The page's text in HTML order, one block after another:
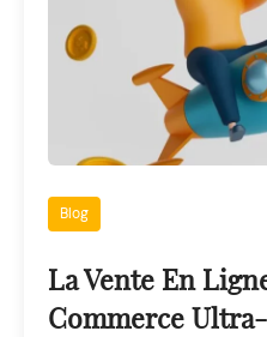
Blog
La Vente En
Commerce